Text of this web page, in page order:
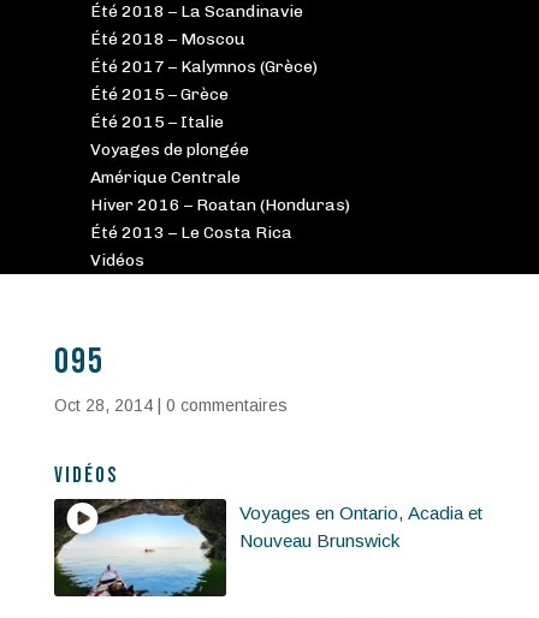
Été 2018 – La Scandinavie
Été 2018 – Moscou
Été 2017 – Kalymnos (Grèce)
Été 2015 – Grèce
Été 2015 – Italie
Voyages de plongée
Amérique Centrale
Hiver 2016 – Roatan (Honduras)
Été 2013 – Le Costa Rica
Vidéos
095
Oct 28, 2014| 0 commentaires
Vidéos
Voyages en Ontario, Acadia et
Nouveau Brunswick